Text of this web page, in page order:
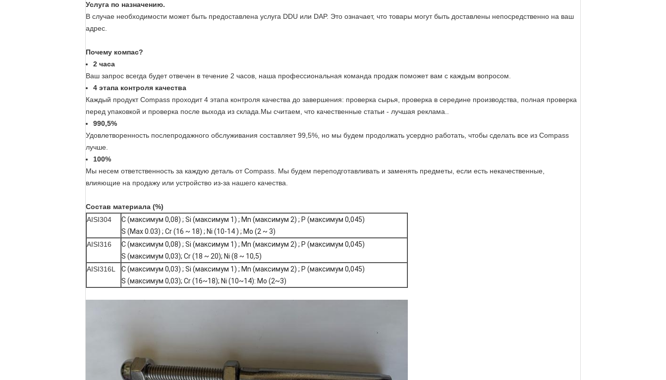
Услуга по назначению.
В случае необходимости может быть предоставлена услуга DDU или DAP. Это означает, что товары могут быть доставлены непосредственно на ваш
адрес.
Почему компас?
2 часа
Ваш запрос всегда будет отвечен в течение 2 часов, наша профессиональная команда продаж поможет вам с каждым вопросом.
4 этапа контроля качества
Каждый продукт Compass проходит 4 этапа контроля качества до завершения: проверка сырья, проверка в середине производства, полная проверка
перед упаковкой и проверка после выхода из склада.Мы считаем, что качественные статьи - лучшая реклама..
990,5%
Удовлетворенность послепродажного обслуживания составляет 99,5%, но мы будем продолжать усердно работать, чтобы сделать все из Compass
лучше.
100%
Мы несем ответственность за каждую деталь от Compass. Мы будем переподготавливать и заменять предметы, если есть некачественные,
влияющие на продажу или устройство из-за нашего качества.
Состав материала (%)
AISI304
C (максимум 0,08) ; Si (максимум 1) ; Mn (максимум 2) ; P (максимум 0,045)
S (Max 0.03) ; Cr (16 ~ 18) ; Ni (10-14 ) ; Mo (2 ~ 3)
AISI316
C (максимум 0,08) ; Si (максимум 1) ; Mn (максимум 2) ; P (максимум 0,045)
S (максимум 0,03); Cr (18 ~ 20); Ni (8 ~ 10,5)
AISI316L
C (максимум 0,03) ; Si (максимум 1) ; Mn (максимум 2) ; P (максимум 0,045)
S (максимум 0,03); Cr (16~18); Ni (10~14): Mo (2~3)